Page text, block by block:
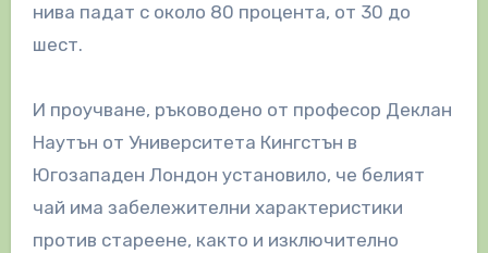
нива падат с около 80 процента, от 30 до
шест.
И проучване, ръководено от професор Деклан
Наутън от Университета Кингстън в
Югозападен Лондон установило, че белият
чай има забележителни характеристики
против стареене, както и изключително